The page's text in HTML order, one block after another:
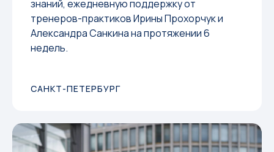
знаний, ежедневную поддержку от
тренеров-практиков Ирины Прохорчук и
Александра Санкина на протяжении 6
недель.
САНКТ-ПЕТЕРБУРГ